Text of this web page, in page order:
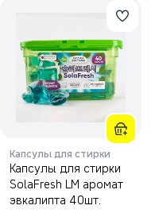
Капсулы для стирки
Капсулы для стирки
SolaFresh LM аромат
эвкалипта 40шт.